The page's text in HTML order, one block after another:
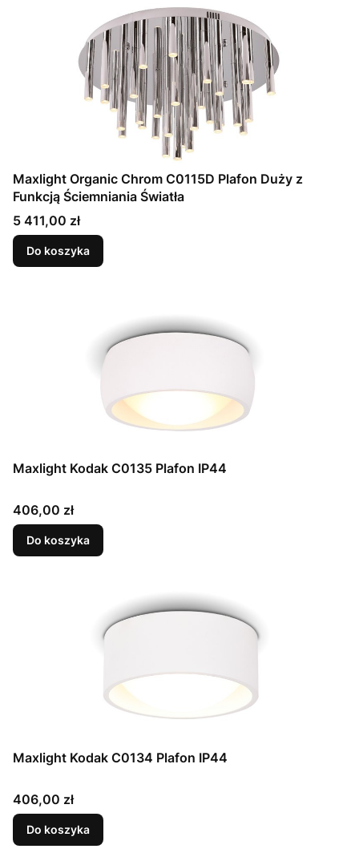
Maxlight Organic Chrom C0115D Plafon Duży z
Funkcją Ściemniania Światła
Cena
5 411,00 zł
Do koszyka
Maxlight Kodak C0135 Plafon IP44
Cena
406,00 zł
Do koszyka
Maxlight Kodak C0134 Plafon IP44
Cena
406,00 zł
Do koszyka